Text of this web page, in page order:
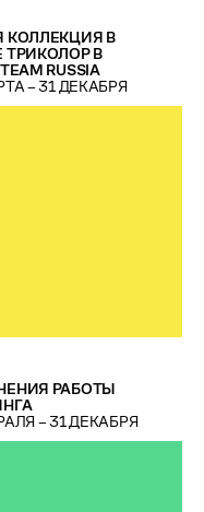
КОЛЛЕКЦИЯ В
ТРИКОЛОР В
RUSSIA
– 31 ДЕКАБРЯ
РАБОТЫ
– 31 ДЕКАБРЯ